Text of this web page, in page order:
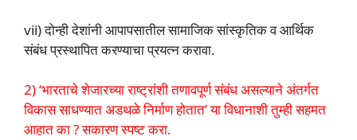
vii) दोन्ही देशांनी आपापसातील सामाजिक सांस्कृतिक व आर्थिक
संबंध प्रस्थापित करण्याचा प्रयत्न करावा.
2) ‘भारताचे शेजारच्या राष्ट्रांशी तणावपूर्ण संबंध असल्याने अंतर्गत
विकास साधण्यात अडथळे निर्माण होतात’ या विधानाशी तुम्ही सहमत
आहात का ? सकारण स्पष्ट करा.